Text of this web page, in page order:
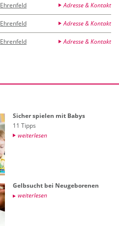
Ehrenfeld Adresse & Kontakt
Ehrenfeld Adresse & Kontakt
Ehrenfeld Adresse & Kontakt
Si­cher spie­len mit Babys
11 Tipps
wei­ter­le­sen
Gelb­sucht bei Neu­ge­bo­re­nen
wei­ter­le­sen